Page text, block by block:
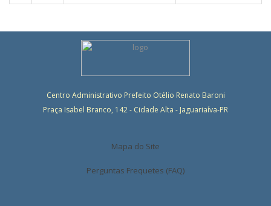
Centro Administrativo Prefeito Otélio Renato Baroni
Praça Isabel Branco, 142 - Cidade Alta - Jaguariaíva-PR
Mapa do Site
Perguntas Frequetes (FAQ)